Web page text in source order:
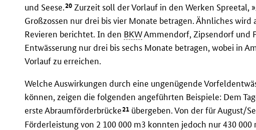
und Seese.20 Zurzeit soll der Vorlauf in den Werken Spreetal,
Großzossen nur drei bis vier Monate betragen. Ähnliches
Revieren berichtet. In den BKWAmmendorf, Zipsendorf und
Entwässerung nur drei bis sechs Monate betragen, wobei in
Vorlauf zu erreichen.
Welche Auswirkungen durch eine ungenügende
können, zeigen die folgenden angeführten Beispiele: Dem
erste Abraumförderbrücke21 übergeben. Von der für August/
Förderleistung von 2 100 000 m3 konnten jedoch nur 430